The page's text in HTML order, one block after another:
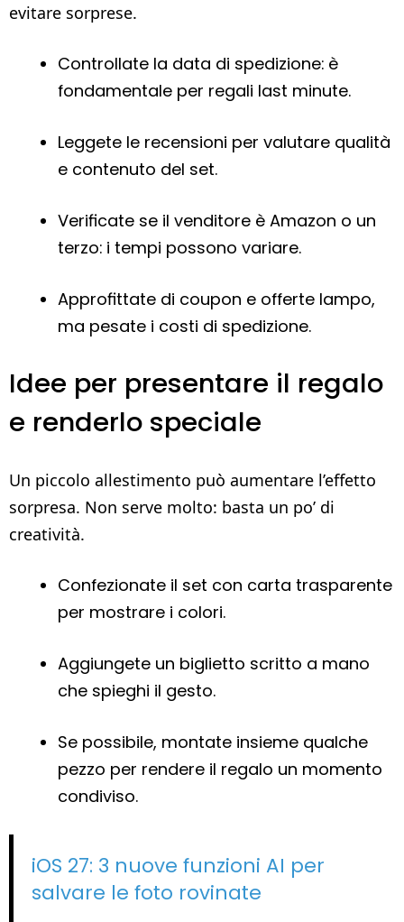
evitare sorprese.
Controllate la data di spedizione: è
fondamentale per regali last minute.
Leggete le recensioni per valutare qualità
e contenuto del set.
Verificate se il venditore è Amazon o un
terzo: i tempi possono variare.
Approfittate di coupon e offerte lampo,
ma pesate i costi di spedizione.
Idee per presentare il regalo
e renderlo speciale
Un piccolo allestimento può aumentare l’effetto
sorpresa. Non serve molto: basta un po’ di
creatività.
Confezionate il set con carta trasparente
per mostrare i colori.
Aggiungete un biglietto scritto a mano
che spieghi il gesto.
Se possibile, montate insieme qualche
pezzo per rendere il regalo un momento
condiviso.
iOS 27: 3 nuove funzioni AI per
salvare le foto rovinate